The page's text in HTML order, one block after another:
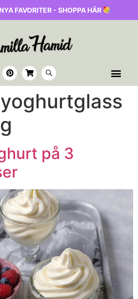
FAVORITER - SHOPPA HÄR
yoghurtglass
på 3